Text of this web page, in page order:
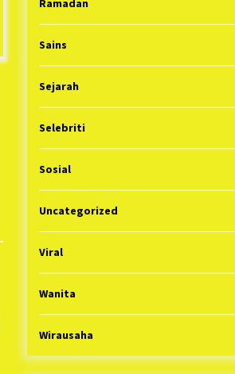
Ramadan
Sains
Sejarah
Selebriti
Sosial
Uncategorized
Viral
Wanita
Wirausaha